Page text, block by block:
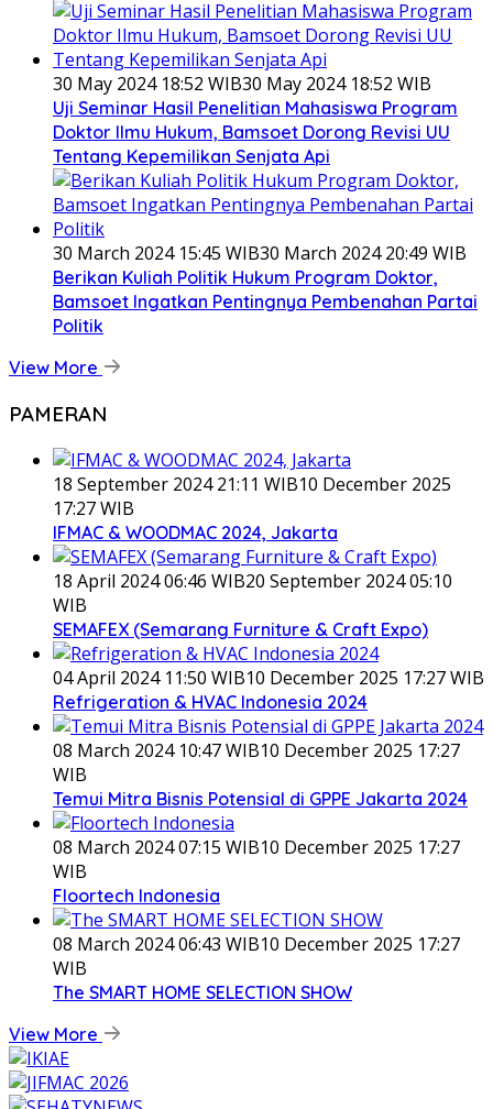
30 May 2024 18:52 WIB30 May 2024 18:52 WIB
Uji Seminar Hasil Penelitian Mahasiswa Program
Doktor Ilmu Hukum, Bamsoet Dorong Revisi UU
Tentang Kepemilikan Senjata Api
30 March 2024 15:45 WIB30 March 2024 20:49 WIB
Berikan Kuliah Politik Hukum Program Doktor,
Bamsoet Ingatkan Pentingnya Pembenahan Partai
Politik
View More
PAMERAN
18 September 2024 21:11 WIB10 December 2025
17:27 WIB
IFMAC & WOODMAC 2024, Jakarta
18 April 2024 06:46 WIB20 September 2024 05:10
WIB
SEMAFEX (Semarang Furniture & Craft Expo)
04 April 2024 11:50 WIB10 December 2025 17:27 WIB
Refrigeration & HVAC Indonesia 2024
08 March 2024 10:47 WIB10 December 2025 17:27
WIB
Temui Mitra Bisnis Potensial di GPPE Jakarta 2024
08 March 2024 07:15 WIB10 December 2025 17:27
WIB
Floortech Indonesia
08 March 2024 06:43 WIB10 December 2025 17:27
WIB
The SMART HOME SELECTION SHOW
View More